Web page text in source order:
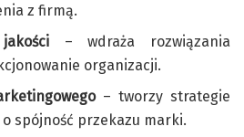
z firmą.
– wdraża rozwiązania
organizacji.
– tworzy strategie
spójność przekazu marki.